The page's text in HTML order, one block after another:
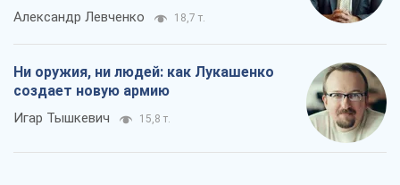
Александр Левченко 18,7 т.
Ни оружия, ни людей: как Лукашенко
создает новую армию
Игар Тышкевич 15,8 т.